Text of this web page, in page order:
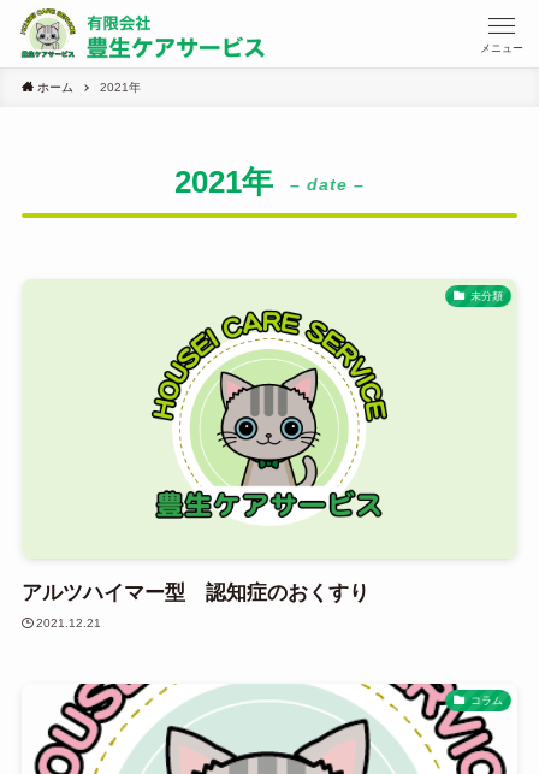
メニュー
ホーム 2021年
2021年 – date –
未分類
アルツハイマー型 認知症のおくすり
2021.12.21
コラム